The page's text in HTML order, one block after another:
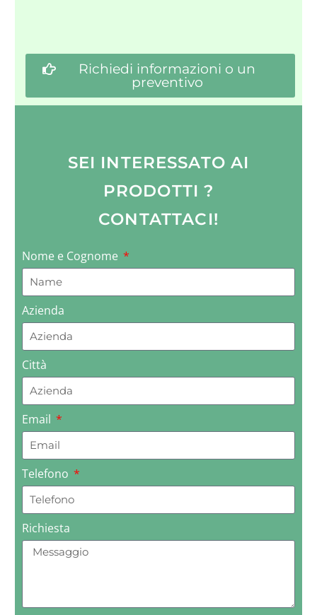
Richiedi informazioni o un
preventivo
SEI INTERESSATO AI
PRODOTTI ?
CONTATTACI!
Nome e Cognome
Azienda
Città
Email
Telefono
Richiesta